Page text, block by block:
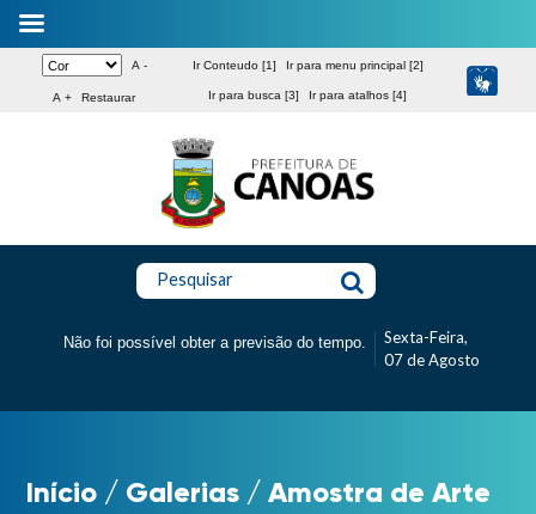
A -
A + Restaurar
Ir Conteudo [1] Ir para menu principal [2]
Ir para busca [3] Ir para atalhos [4]
Pesquisar
Não foi possível obter a previsão do tempo.
Sexta-Feira,
07 de Agosto
Início / Galerias /Amostra de Arte